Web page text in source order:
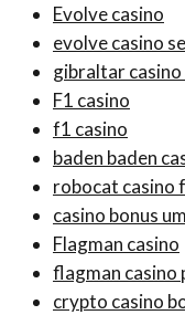
Evolve casino
evolve casino
gibraltar casino
F1 casino
f1 casino
baden baden
robocat casino
casino bonus
Flagman casino
flagman casino
crypto casino